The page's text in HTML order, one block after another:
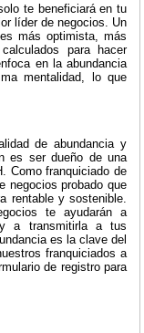
te beneficiará en tu
líder de negocios. Un
más optimista, más
para hacer
en la abundancia
mentalidad, lo que
de abundancia y
es ser dueño de una
Como franquiciado de
negocios probado que
rentable y sostenible.
te ayudarán a
y a transmitirla a tus
es la clave del
franquiciados a
de registro para